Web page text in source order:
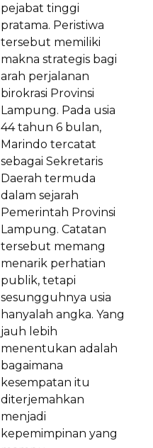
pejabat tinggi
pratama. Peristiwa
tersebut memiliki
makna strategis bagi
arah perjalanan
birokrasi Provinsi
Lampung. Pada usia
44 tahun 6 bulan,
Marindo tercatat
sebagai Sekretaris
Daerah termuda
dalam sejarah
Pemerintah Provinsi
Lampung. Catatan
tersebut memang
menarik perhatian
publik, tetapi
sesungguhnya usia
hanyalah angka. Yang
jauh lebih
menentukan adalah
bagaimana
kesempatan itu
diterjemahkan
menjadi
kepemimpinan yang